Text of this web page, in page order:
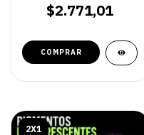
$2.771,01
COMPRAR
2X1